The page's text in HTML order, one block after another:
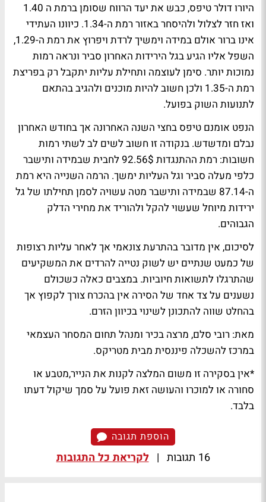
היורו דולר טיפס, כבש את יעד הרווח שסומן ברמת ה 1.40
ואז חזר לצלול ולהיסחר באזור רמת ה-1.34. כיוונו העתידי
אינו ברור אולם במידה וימשיך לרדת ויפרוץ את רמת ה-1.29,
השפל אליו הגיע בגל הירידות האחרון סביר ונראה רמות
נמוכות יותר. סימן לעוצמה ותחילת עליות יתקבל רק בפריצת
רמת ה-1.35 ולכן חשוב להיות מוכנים ולהגיב בהתאם
לתנועות השוק בפועל.
הנפט אומנם טיפס בחצי השנה האחרונה אך בחודש האחרון
נבלם ומדשדש. בנקודה זו חשוב לשים לב לשתי רמות
חשובות: רמת ההתנגדות 92.56$ לחבית שבמידה ותישבר
כלפי מעלה סביר וגל העליות ימשך. הרמה השנייה היא רמת
ה-87.14 שבמידה ותישבר מטה עשויה לסמן תחילתו של גל
ירידות מיוחל שעשוי להקל ולהוריד את מחירי הדלק
הגבוהים.
לסיכום, אין מדובר בהתרעת צונאמי אך לאחר עליות רצופות
של כמעט שנתיים יש לשוק נטייה להרדים את המשקיעים
שהתרגלו לתשואות חיוביות. במצבים כאלה כשכולם
נשענים על צד אחד של הסירה אין בהכרח צורך לקפוץ אך
בהחלט שווה להתכונן לשינוי בכיוון הזרם.
מאת: רובי סלם, מרצה בכיר ומנהל תחום המסחר העצמאי
במרכז להשכלה פיננסית מבית מטריקס.
*אין בסקירה זו משום המלצה לקנות את הנייר,מטבע או
סחורה או למוכרו והעושה זאת פועל על סמך שיקול דעתו
בלבד.
הוספת תגובה
16 תגובות | לקריאת כל התגובות